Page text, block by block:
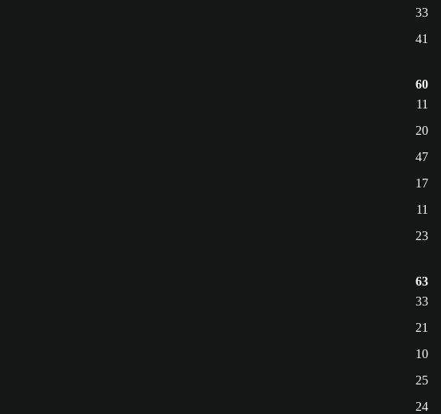
33
41
60
11
20
47
17
11
23
63
33
21
10
25
24